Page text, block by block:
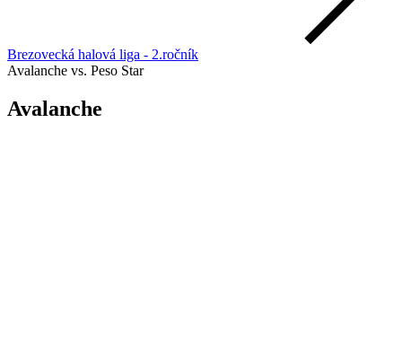
Brezovecká halová liga - 2.ročník
Avalanche vs. Peso Star
Avalanche